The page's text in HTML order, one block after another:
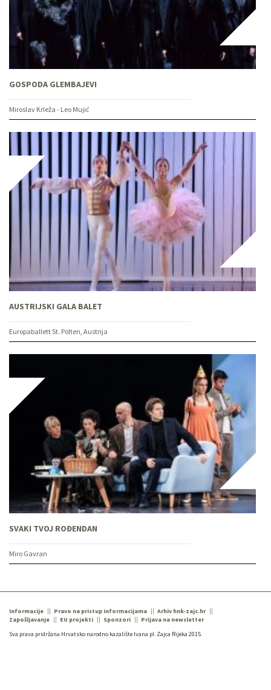
GOSPODA GLEMBAJEVI
Miroslav Krleža - Leo Mujić
AUSTRIJSKI GALA BALET
Europaballett St. Pölten, Austrija
SVAKI TVOJ ROĐENDAN
Miro Gavran
Informacije Pravo na pristup informacijama
Arhiv hnk-zajc.hr
Zapošljavanje
EU projekti Sponzori
Prijava na newsletter
Sva prava pridržana Hrvatsko narodno kazalište Ivana pl. Zajca Rijeka 2015.